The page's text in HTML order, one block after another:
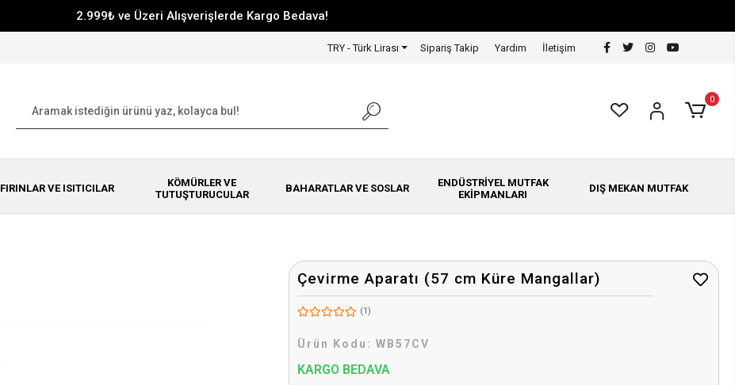
2.999₺ ve Üzeri Alışverişlerde Kargo Bedava!
TRY - Türk Lirası Sipariş Takip Yardım İletişim
0
FIRINLAR VE ISITICILAR
KÖMÜRLER VE
TUTUŞTURUCULAR
BAHARATLAR VE SOSLAR
ENDÜSTRİYEL MUTFAK
EKİPMANLARI
DIŞ MEKAN MUTFAK
Çevirme Aparatı (57 cm Küre Mangallar)
(1)
Ürün Kodu: WB57CV
KARGO BEDAVA